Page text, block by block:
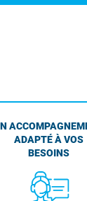
ADAPTÉ À VOS
BESOINS